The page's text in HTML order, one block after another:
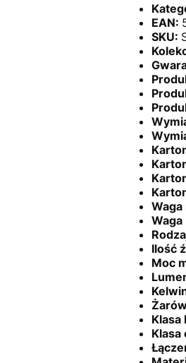
EAN:
SKU:
Ilość
Moc
Klasa
Klasa